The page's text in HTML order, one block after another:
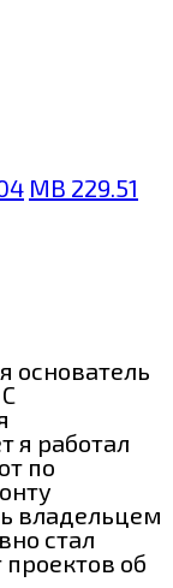
MB 229.51
основатель
я работал
по
владельцем
стал
об